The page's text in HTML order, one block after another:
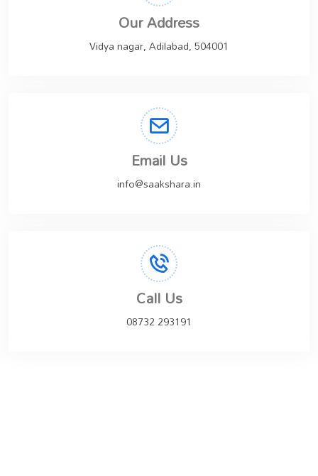
Our Address
Vidya nagar, Adilabad, 504001
Email Us
info@saakshara.in
Call Us
08732 293191